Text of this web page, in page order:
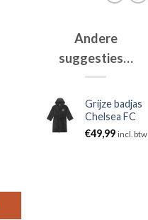
Andere
suggesties…
Grijze badjas
Chelsea FC
€49,99 incl. btw